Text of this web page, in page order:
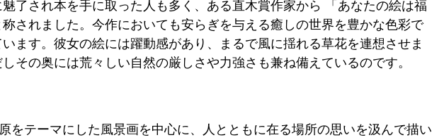
了され本を手に取った人も多く、ある直木賞作家から 「あなたの絵は福
されました。今作においても安らぎを与える癒しの世界を豊かな色彩で
ます。彼女の絵には躍動感があり、まるで風に揺れる草花を連想させま
その奥には荒々しい自然の厳しさや力強さも兼ね備えているのです。
原をテーマにした風景画を中心に、人とともに在る場所の思いを汲んで描い